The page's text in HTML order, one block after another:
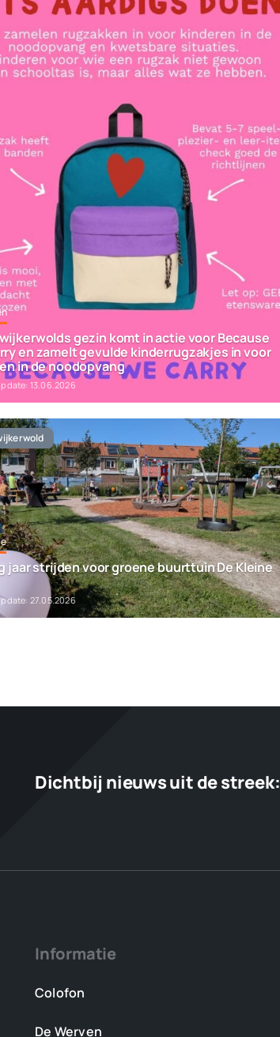
gezin komt in actie voor Because
en zamelt gevulde kinderrugzakjes in voor
in de noodopvang
13.06.2026
jaar strijden voor groene buurttuin De Kleine
27.05.2026
Dichtbij nieuws uit de streek:
Informatie
Colofon
De Werven